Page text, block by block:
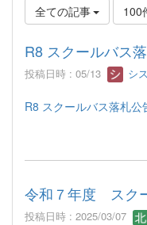
全ての記事 100
R8 スクールバス
投稿日時 : 05/13 シ
R8 スクールバス落札公
令和７年度 スク
投稿日時 : 2025/03/07